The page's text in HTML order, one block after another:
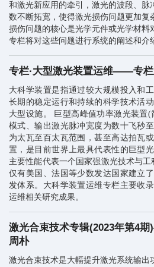
和激光新应用的牵引，激光的波段、脉
数不断拓宽，使得激光损伤问题更加复
损伤问题的核心是光学元件或光学材料
专栏将对这些问题进行系统的阐述和介
专栏·大型激光装置运维——专栏
大科学装置是指通过较大规模投入和
长期的稳定运行和持续的科学技术活
大型设施。 巨型高峰值功率激光装置
模式、输出激光脉冲宽度为数十飞秒
为太瓦至百太瓦范围，甚至高达拍瓦
置，是目前世界上最具代表性的巨型
主要性能代表一个国家强激光技术与
仅有美国、法国等少数发达国家建立
发体系。大科学装置运维专栏主要收
运维相关研究成果。
激光合束技术专辑(2023年第4
周朴
激光合束技术是大幅提升激光系统输出